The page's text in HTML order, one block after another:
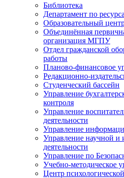
Библиотека
Департамент по
Образовательный
Объединённая
организация МГПУ
Отдел гражданской
работы
Планово-финансовое
Редакционно-
Студенческий бассейн
Управление
контроля
Управление
деятельности
Управление
Управление научной и
деятельности
Управление по
Учебно-методическое
Центр